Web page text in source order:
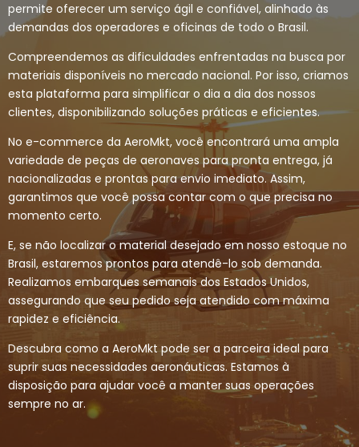
permite oferecer um serviço ágil e confiável, alinhado às
demandas dos operadores e oficinas de todo o Brasil.
Compreendemos as dificuldades enfrentadas na busca por
materiais disponíveis no mercado nacional. Por isso, criamos
esta plataforma para simplificar o dia a dia dos nossos
clientes, disponibilizando soluções práticas e eficientes.
No e-commerce da AeroMkt, você encontrará uma ampla
variedade de peças de aeronaves para pronta entrega, já
nacionalizadas e prontas para envio imediato. Assim,
garantimos que você possa contar com o que precisa no
momento certo.
E, se não localizar o material desejado em nosso estoque no
Brasil, estaremos prontos para atendê-lo sob demanda.
Realizamos embarques semanais dos Estados Unidos,
assegurando que seu pedido seja atendido com máxima
rapidez e eficiência.
Descubra como a AeroMkt pode ser a parceira ideal para
suprir suas necessidades aeronáuticas. Estamos à
disposição para ajudar você a manter suas operações
sempre no ar.